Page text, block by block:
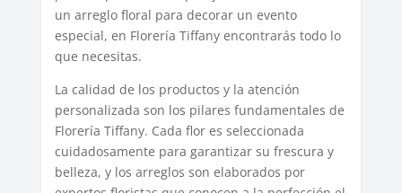
un arreglo floral para decorar un evento
especial, en Florería Tiffany encontrarás todo lo
que necesitas.
La calidad de los productos y la atención
personalizada son los pilares fundamentales de
Florería Tiffany. Cada flor es seleccionada
cuidadosamente para garantizar su frescura y
belleza, y los arreglos son elaborados por